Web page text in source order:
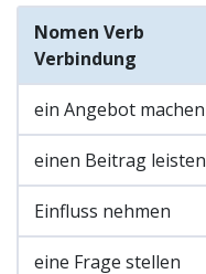
Nomen Verb
Verbindung
ein Angebot machen
einen Beitrag leisten
Einfluss nehmen
eine Frage stellen